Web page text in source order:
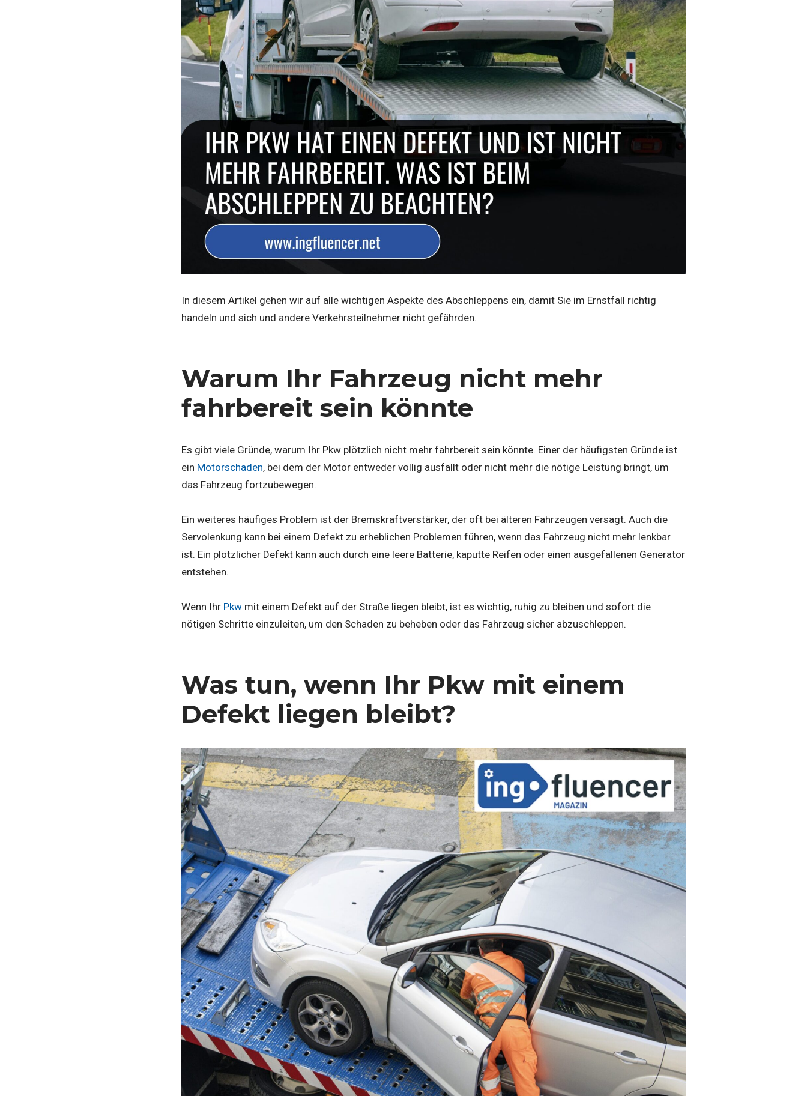
In diesem Artikel gehen wir auf alle wichtigen Aspekte des Abschleppens ein, damit Sie im Ernstfall richtig
handeln und sich und andere Verkehrsteilnehmer nicht gefährden.
Warum Ihr Fahrzeug nicht mehr
fahrbereit sein könnte
Es gibt viele Gründe, warum Ihr Pkw plötzlich nicht mehr fahrbereit sein könnte. Einer der häufigsten Gründe ist
ein Motorschaden, bei dem der Motor entweder völlig ausfällt oder nicht mehr die nötige Leistung bringt, um
das Fahrzeug fortzubewegen.
Ein weiteres häufiges Problem ist der Bremskraftverstärker, der oft bei älteren Fahrzeugen versagt. Auch die
Servolenkung kann bei einem Defekt zu erheblichen Problemen führen, wenn das Fahrzeug nicht mehr lenkbar
ist. Ein plötzlicher Defekt kann auch durch eine leere Batterie, kaputte Reifen oder einen ausgefallenen Generator
entstehen.
Wenn Ihr Pkw mit einem Defekt auf der Straße liegen bleibt, ist es wichtig, ruhig zu bleiben und sofort die
nötigen Schritte einzuleiten, um den Schaden zu beheben oder das Fahrzeug sicher abzuschleppen.
Was tun, wenn Ihr Pkw mit einem
Defekt liegen bleibt?